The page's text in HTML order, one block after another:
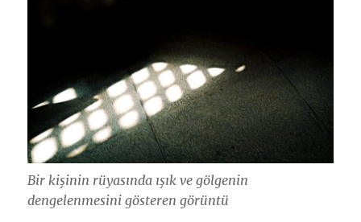
Bir kişinin rüyasında ışık ve gölgenin
dengelenmesini gösteren görüntü